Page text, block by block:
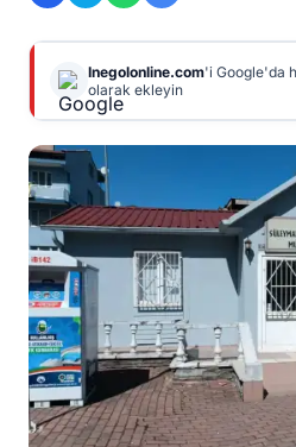
Inegolonline.com'i Google'da
olarak ekleyin